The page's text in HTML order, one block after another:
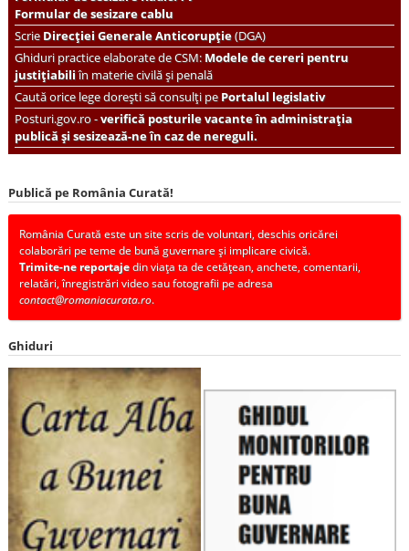
Formular de sesizare cablu
ScrieDirecției Generale Anticorupție(DGA)
Ghiduri practice elaborate de CSM: Modele de cereri pentru
justițiabiliîn materie civilă și penală
Caută orice lege dorești să consulți pePortalul legislativ
Posturi.gov.ro -verifică posturile vacante în administrația
publică și sesizează-ne în caz de nereguli.
Publică pe România Curată!
România Curată este un site scris de voluntari, deschis oricărei
colaborări pe teme de bună guvernare și implicare civică.
Trimite-ne reportajedin viața ta de cetățean, anchete, comentarii,
relatări, înregistrări video sau fotografii pe adresa
contact@romaniacurata.ro.
Ghiduri